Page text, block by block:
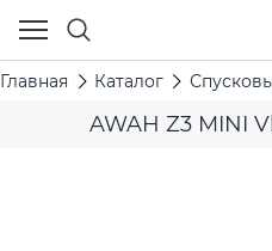
Главная Каталог
AWAH Z3 MINI